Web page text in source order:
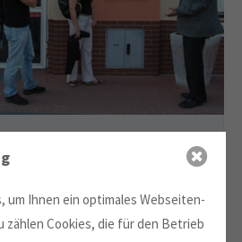
um Ihnen ein optimales Webseiten-
zählen Cookies, die für den Betrieb